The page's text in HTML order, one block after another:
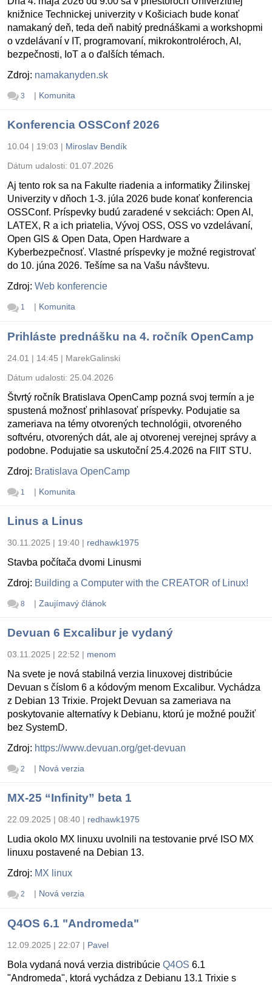
knižnice Technickej univerzity v Košiciach bude konať
namakaný deň, teda deň nabitý prednáškami a workshopmi
o vzdelávaní v IT, programovaní, mikrokontroléroch, AI,
bezpečnosti, IoT a o ďalších témach.
Zdroj: namakanyden.sk
3 | Komunita
Konferencia OSSConf 2026
10.04 | 19:03 | Miroslav Bendík
Dátum udalosti: 01.07.2026
Aj tento rok sa na Fakulte riadenia a informatiky Žilinskej
Univerzity v dňoch 1-3. júla 2026 bude konať konferencia
OSSConf. Príspevky budú zaradené v sekciách: Open AI,
LATEX, R a ich priatelia, Vývoj OSS, OSS vo vzdelávaní,
Open GIS & Open Data, Open Hardware a
Kyberbezpečnosť. Vlastné príspevky je možné registrovať
do 10. júna 2026. Tešíme sa na Vašu návštevu.
Zdroj: Web konferencie
1 | Komunita
Prihláste prednášku na 4. ročník OpenCamp
24.01 | 14:45 | MarekGalinski
Dátum udalosti: 25.04.2026
Štvrtý ročník Bratislava OpenCamp pozná svoj termín a je
spustená možnosť prihlasovať príspevky. Podujatie sa
zameriava na témy otvorených technológii, otvoreného
softvéru, otvorených dát, ale aj otvorenej verejnej správy a
podobne. Podujatie sa uskutoční 25.4.2026 na FIIT STU.
Zdroj: Bratislava OpenCamp
1 | Komunita
Linus a Linus
30.11.2025 | 19:40 | redhawk1975
Stavba počítača dvomi Linusmi
Zdroj: Building a Computer with the CREATOR of Linux!
8 | Zaujímavý článok
Devuan 6 Excalibur je vydaný
03.11.2025 | 22:52 | menom
Na svete je nová stabilná verzia linuxovej distribúcie
Devuan s číslom 6 a kódovým menom Excalibur. Vychádza
z Debian 13 Trixie. Projekt Devuan sa zameriava na
poskytovanie alternatívy k Debianu, ktorú je možné použiť
bez SystemD.
Zdroj: https://www.devuan.org/get-devuan
2 | Nová verzia
MX-25 “Infinity” beta 1
22.09.2025 | 08:40 | redhawk1975
Ludia okolo MX linuxu uvolnili na testovanie prvé ISO MX
linuxu postavené na Debian 13.
Zdroj: MX linux
2 | Nová verzia
Q4OS 6.1 "Andromeda"
12.09.2025 | 22:07 | Pavel
Bola vydaná nová verzia distribúcie Q4OS 6.1
"Andromeda", ktorá vychádza z Debianu 13.1 Trixie s